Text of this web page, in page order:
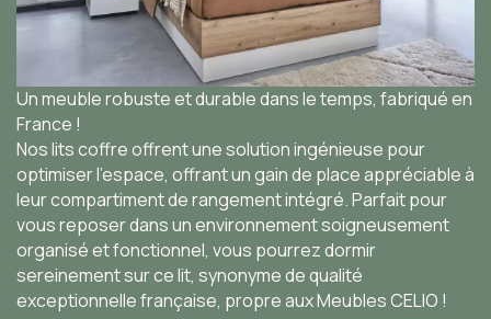
Un meuble robuste et durable dans le temps, fabriqué en
France !
Nos lits coffre offrent une solution ingénieuse pour
optimiser l'espace, offrant un gain de place appréciable à
leur compartiment de rangement intégré. Parfait pour
vous reposer dans un environnement soigneusement
organisé et fonctionnel, vous pourrez dormir
sereinement sur ce lit, synonyme de qualité
exceptionnelle française, propre aux Meubles CELIO !